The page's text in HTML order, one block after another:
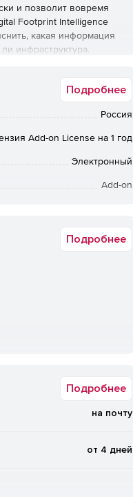
и позволит вовремя
Footprint Intelligence
какая информация
инфраструктура.
раскрытые и
числе по метрикам CVVS,
данных, а также
С помощью
со сторонними
Подробнее
Россия
Add-on License на 1 год
Электронный
Add-on
Подробнее
Подробнее
на почту
от 4 дней